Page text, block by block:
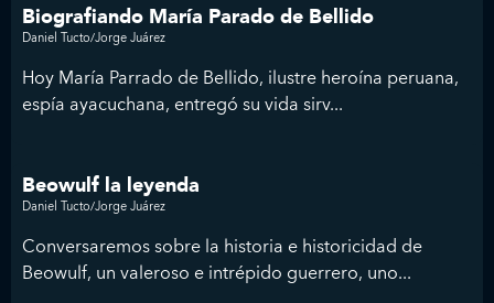
Biografiando María Parado de Bellido
Daniel Tucto/Jorge Juárez
Hoy María Parrado de Bellido, ilustre heroína peruana,
espía ayacuchana, entregó su vida sirv...
Beowulf la leyenda
Daniel Tucto/Jorge Juárez
Conversaremos sobre la historia e historicidad de
Beowulf, un valeroso e intrépido guerrero, uno...